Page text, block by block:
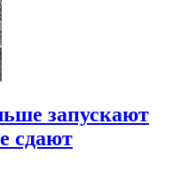
запускают
сдают